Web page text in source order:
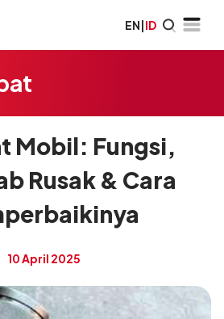
EN|ID
Mobil: Fungsi,
Rusak & Cara
10 April 2025